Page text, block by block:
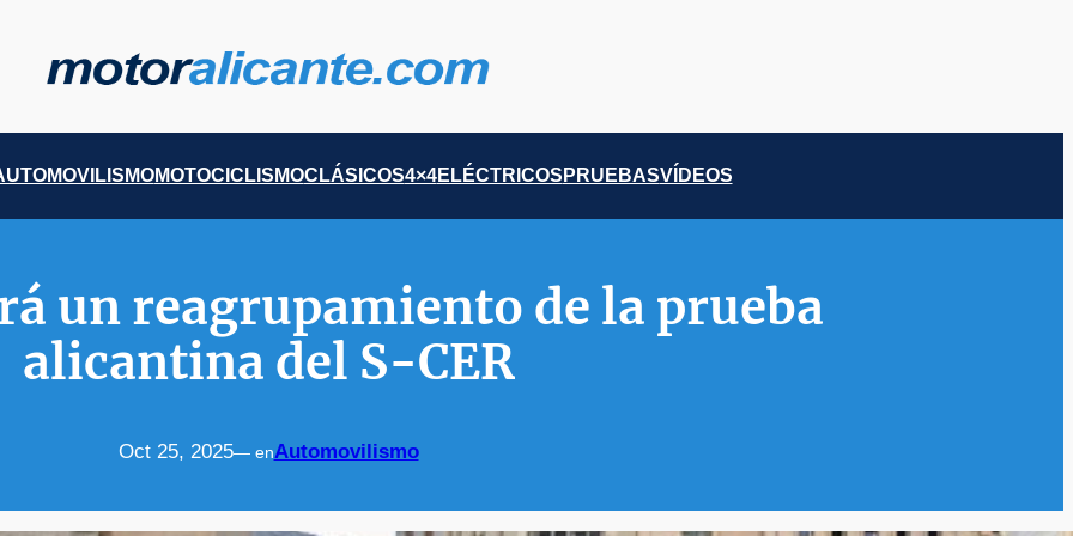
MOTOCICLISMOCLÁSICOS4×4ELÉCTRICOS PRUEBASVÍDEOS
un reagrupamiento de la prueba
alicantina del S-CER
Oct 25, 2025— enAutomovilismo